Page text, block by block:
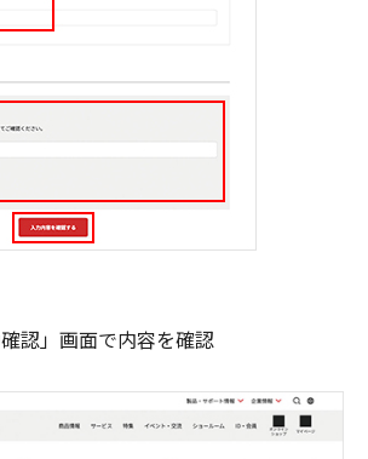
認」画面で内容を確認